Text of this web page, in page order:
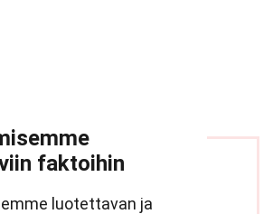
faktoihin
luotettavan ja